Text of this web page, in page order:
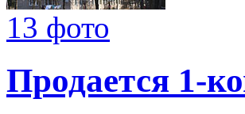
13 фото
Продается 1-